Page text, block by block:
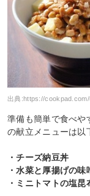
出典:https://
準備も簡単で食べや
の献立メニューは以
・チーズ納豆丼
・水菜と厚揚げの味
・ミニトマトの塩昆